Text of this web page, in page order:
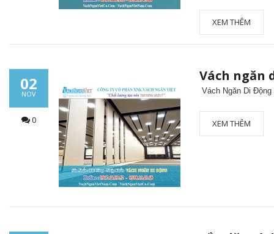
XEM THÊM
02
NOV
0
Vách ngăn
Vách Ngăn Di Động
XEM THÊM